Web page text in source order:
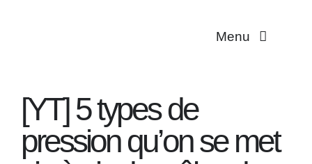
Menu
[YT] 5 types de
pression qu’on se met